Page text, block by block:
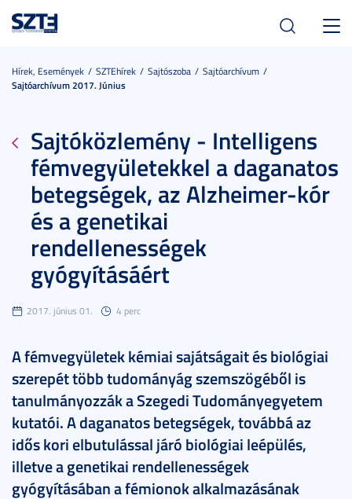
Hírek, Események SZTEhírek Sajtószoba
Sajtóarchívum
Sajtóarchívum 2017. Június
Sajtóközlemény - Intelligens
fémvegyületekkel a daganatos
betegségek, az Alzheimer-kór
és a genetikai
rendellenességek
gyógyításáért
2017. június 01. 4 perc
A fémvegyületek kémiai sajátságait és biológiai
szerepét több tudományág szemszögéből is
tanulmányozzák a Szegedi Tudományegyetem
kutatói. A daganatos betegségek, továbbá az
idős kori elbutulással járó biológiai leépülés,
illetve a genetikai rendellenességek
gyógyításában a fémionok alkalmazásának